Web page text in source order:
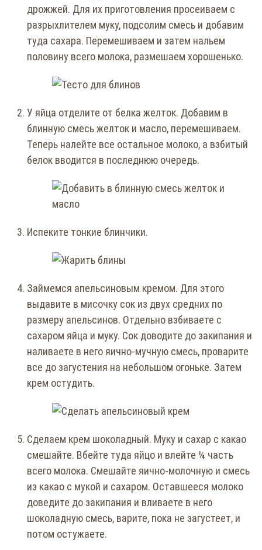
дрожжей. Для их приготовления просеиваем с
разрыхлителем муку, подсолим смесь и добавим
туда сахара. Перемешиваем и затем нальем
половину всего молока, размешаем хорошенько.
У яйца отделите от белка желток. Добавим в
блинную смесь желток и масло, перемешиваем.
Теперь налейте все остальное молоко, а взбитый
белок вводится в последнюю очередь.
Испеките тонкие блинчики.
Займемся апельсиновым кремом. Для этого
выдавите в мисочку сок из двух средних по
размеру апельсинов. Отдельно взбиваете с
сахаром яйца и муку. Сок доводите до закипания и
наливаете в него яично-мучную смесь, проварите
все до загустения на небольшом огоньке. Затем
крем остудить.
Сделаем крем шоколадный. Муку и сахар с какао
смешайте. Вбейте туда яйцо и влейте ¼ часть
всего молока. Смешайте яично-молочную и смесь
из какао с мукой и сахаром. Оставшееся молоко
доведите до закипания и вливаете в него
шоколадную смесь, варите, пока не загустеет, и
потом остужаете.